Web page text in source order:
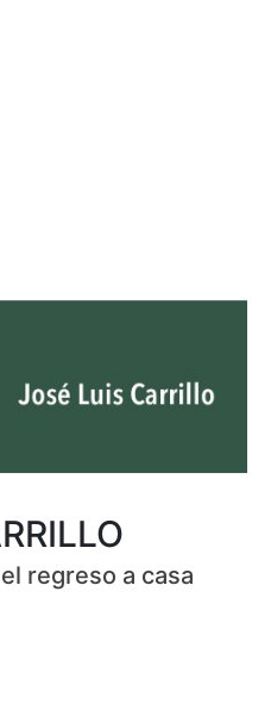
regreso a casa